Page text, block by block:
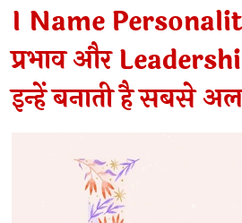
I Name
प्रभाव और
इन्हें बनाती है सबसे